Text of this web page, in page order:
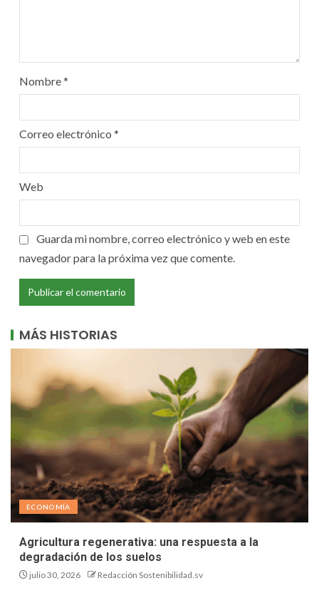
Nombre*
Correo electrónico *
Web
Guarda mi nombre, correo electrónico y web en este
navegador para la próxima vez que comente.
MÁS HISTORIAS
ECONOMÍA
Agricultura regenerativa: una respuesta a la
degradación de los suelos
julio 30, 2026 Redacción Sostenibilidad.sv